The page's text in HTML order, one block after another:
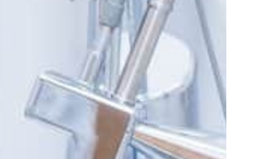
Arabic